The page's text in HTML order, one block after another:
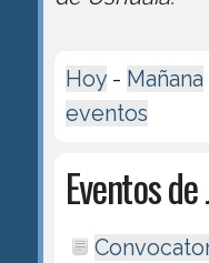
Hoy- Mañana
eventos
Eventos